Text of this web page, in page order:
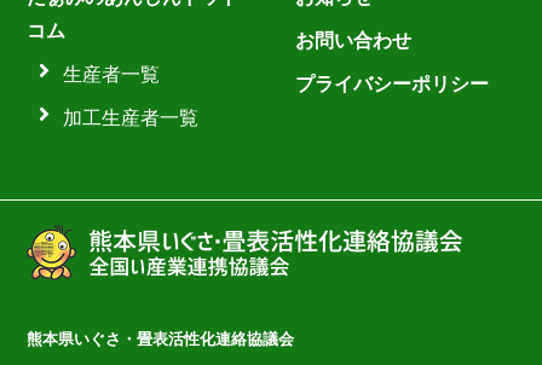
コム
生産者一覧
加工生産者一覧
お問い合わせ
プライバシーポリシー
熊本県いぐさ・畳表活性化連絡協議会